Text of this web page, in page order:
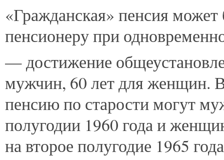
«Гражданская» пенсия
пенсионеру при
— достижение
мужчин, 60 лет для женщин.
пенсию по старости могут
полугодии 1960 года и
на второе полугодие 1965